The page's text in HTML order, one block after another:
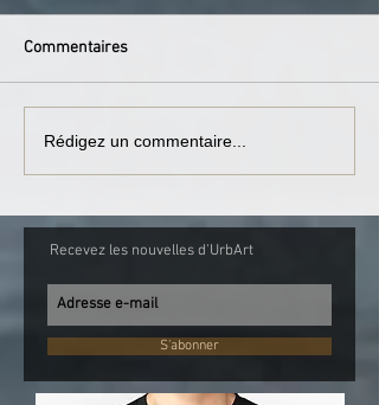
Commentaires
Rédigez un commentaire...
Recevez les nouvelles d'UrbArt
S'abonner